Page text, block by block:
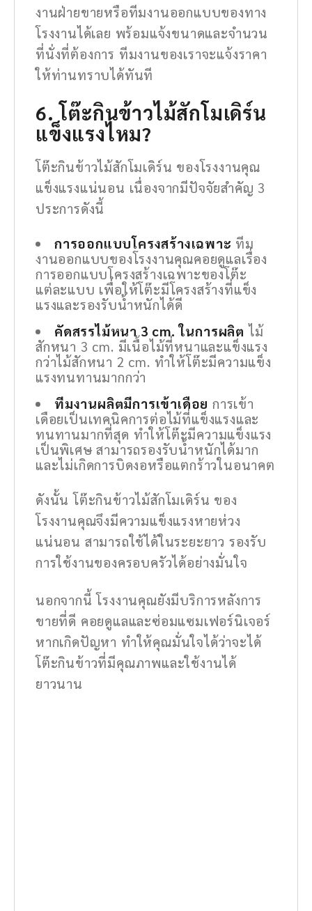
งานฝ่ายขายหรือทีมงานออกแบบของทาง
โรงงานได้เลย พร้อมแจ้งขนาดและจำนวน
ที่นั่งที่ต้องการ ทีมงานของเราจะแจ้งราคา
ให้ท่านทราบได้ทันที
6. โต๊ะกินข้าวไม้สักโมเดิร์น
แข็งแรงไหม?
โต๊ะกินข้าวไม้สักโมเดิร์น ของโรงงานคุณ
แข็งแรงแน่นอน เนื่องจากมีปัจจัยสำคัญ 3
ประการดังนี้
การออกแบบโครงสร้างเฉพาะ ทีม
งานออกแบบของโรงงานคุณคอยดูแลเรื่อง
การออกแบบโครงสร้างเฉพาะของโต๊ะ
แต่ละแบบ เพื่อให้โต๊ะมีโครงสร้างที่แข็ง
แรงและรองรับน้ำหนักได้ดี
คัดสรรไม้หนา 3 cm. ในการผลิต ไม้
สักหนา 3 cm. มีเนื้อไม้ที่หนาและแข็งแรง
กว่าไม้สักหนา 2 cm. ทำให้โต๊ะมีความแข็ง
แรงทนทานมากกว่า
ทีมงานผลิตมีการเข้าเดือย การเข้า
เดือยเป็นเทคนิคการต่อไม้ที่แข็งแรงและ
ทนทานมากที่สุด ทำให้โต๊ะมีความแข็งแรง
เป็นพิเศษ สามารถรองรับน้ำหนักได้มาก
และไม่เกิดการบิดงอหรือแตกร้าวในอนาคต
ดังนั้น โต๊ะกินข้าวไม้สักโมเดิร์น ของ
โรงงานคุณจึงมีความแข็งแรงหายห่วง
แน่นอน สามารถใช้ได้ในระยะยาว รองรับ
การใช้งานของครอบครัวได้อย่างมั่นใจ
นอกจากนี้ โรงงานคุณยังมีบริการหลังการ
ขายที่ดี คอยดูแลและซ่อมแซมเฟอร์นิเจอร์
หากเกิดปัญหา ทำให้คุณมั่นใจได้ว่าจะได้
โต๊ะกินข้าวที่มีคุณภาพและใช้งานได้
ยาวนาน